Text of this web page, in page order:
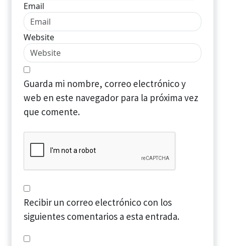
Email
Website
Guarda mi nombre, correo electrónico y
web en este navegador para la próxima vez
que comente.
Recibir un correo electrónico con los
siguientes comentarios a esta entrada.